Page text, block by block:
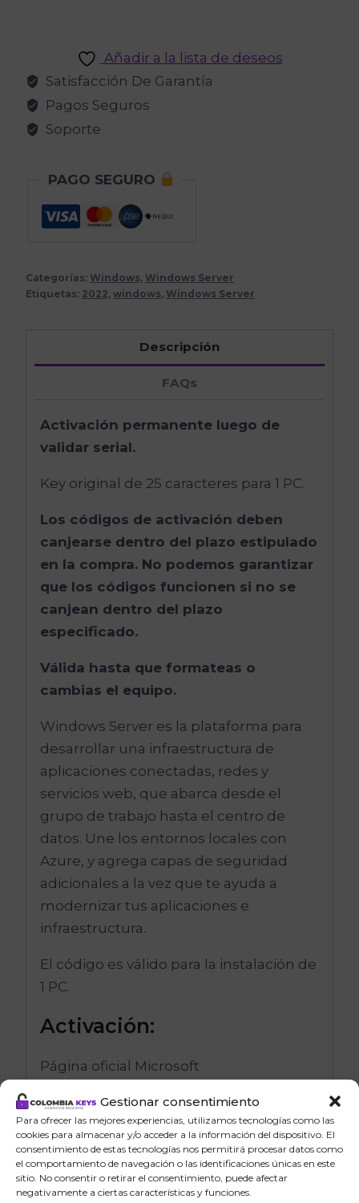
Gestionar consentimiento
Para ofrecer las mejores experiencias, utilizamos tecnologías como las
cookies para almacenar y/o acceder a la información del dispositivo. El
consentimiento de estas tecnologías nos permitirá procesar datos como
el comportamiento de navegación o las identificaciones únicas en este
sitio. No consentir o retirar el consentimiento, puede afectar
negativamente a ciertas características y funciones.
Añadir a la lista de deseos
Satisfacción De Garantía
Pagos Seguros
Soporte
PAGO SEGURO
Categorías: Windows, Windows Server
Etiquetas: 2022, windows, Windows Server
Descripción
FAQs
Activación permanente luego de
validar serial.
Key original de 25 caracteres para 1 PC.
Los códigos de activación deben
canjearse dentro del plazo estipulado
en la compra. No podemos garantizar
que los códigos funcionen si no se
canjean dentro del plazo
especificado.
Válida hasta que formateas o
cambias el equipo.
Windows Server es la plataforma para
desarrollar una infraestructura de
aplicaciones conectadas, redes y
servicios web, que abarca desde el
grupo de trabajo hasta el centro de
datos. Une los entornos locales con
Azure, y agrega capas de seguridad
adicionales a la vez que te ayuda a
modernizar tus aplicaciones e
infraestructura.
El código es válido para la instalación de
1 PC.
Activación:
Página oficial Microsoft
Descargar Windows Server 2022
Revisa lasnotas de la versióny los
requisitos del sistema de Windows